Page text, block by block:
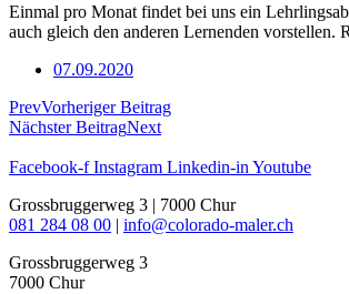
Einmal pro Monat findet bei uns ein
auch gleich den anderen Lernenden vorstellen.
07.09.2020
PrevVorheriger Beitrag
Nächster BeitragNext
Facebook-f Instagram Linkedin-in Youtube
Grossbruggerweg 3 | 7000 Chur
081 284 08 00 | info@colorado-maler.ch
Grossbruggerweg 3
7000 Chur